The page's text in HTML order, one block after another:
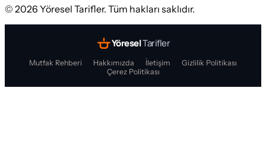
© 2026 Yöresel Tarifler. Tüm hakları saklıdır.
YöreselTarifler
Mutfak Rehberi Hakkımızda İletişim
Gizlilik Politikası
Çerez Politikası